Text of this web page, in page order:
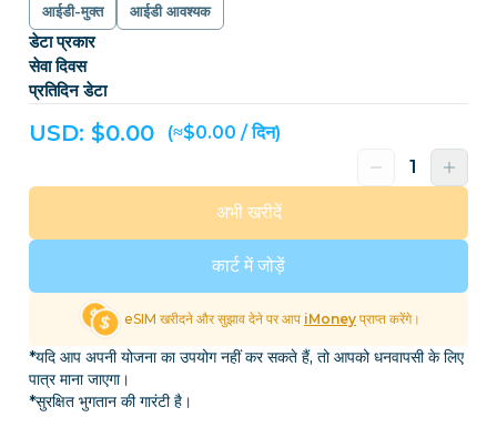
आईडी-मुक्त आईडी आवश्यक
डेटा प्रकार
सेवा दिवस
प्रतिदिन डेटा
USD: $0.00 (≈$0.00 / दिन)
कार्ट में जोड़ें
अभी खरीदें
eSIM खरीदने और सुझाव देने पर आप iMoney प्राप्त करेंगे।
*यदि आप अपनी योजना का उपयोग नहीं कर सकते हैं, तो आपको धनवापसी के लिए
पात्र माना जाएगा।
*सुरक्षित भुगतान की गारंटी है।